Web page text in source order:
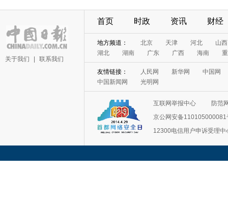
关于我们 联系我们
首页 时政 资讯 财经
地方频道： 北京 天津 河北
山西
湖北
湖南 广东 广西 海南
友情链接： 人民网 新华网
中国网
中国新闻网
光明网
互联网举报中心
防范
京公网安备110105000081
12300电信用户申诉受理中